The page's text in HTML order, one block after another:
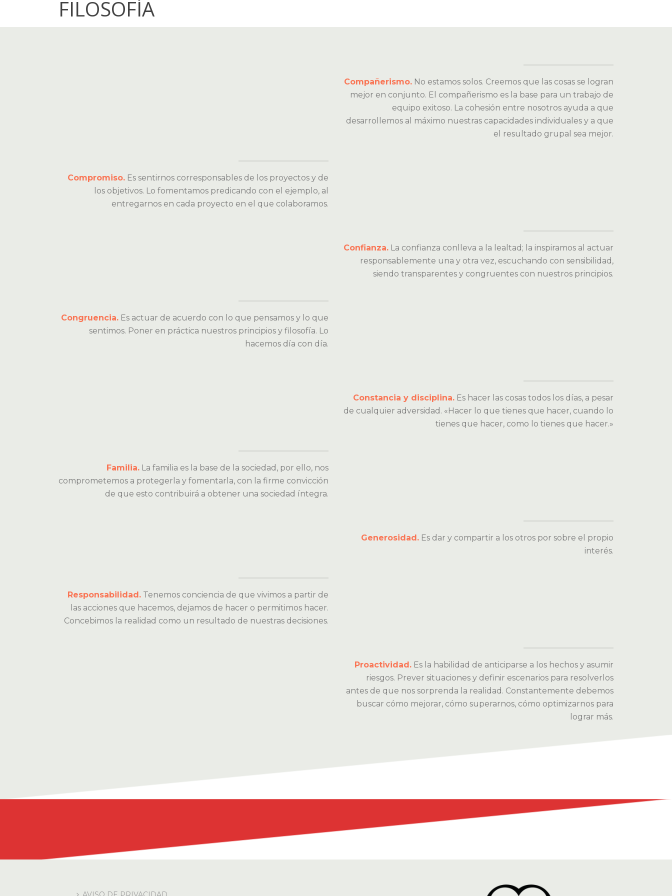
FILOSOFÍA
Compañerismo. No estamos solos. Creemos que las cosas se logran
mejor en conjunto. El compañerismo es la base para un trabajo de
equipo exitoso. La cohesión entre nosotros ayuda a que
desarrollemos al máximo nuestras capacidades individuales y a que
el resultado grupal sea mejor.
Compromiso. Es sentirnos corresponsables de los proyectos y de
los objetivos. Lo fomentamos predicando con el ejemplo, al
entregarnos en cada proyecto en el que colaboramos.
Confianza. La confianza conlleva a la lealtad; la inspiramos al actuar
responsablemente una y otra vez, escuchando con sensibilidad,
siendo transparentes y congruentes con nuestros principios.
Congruencia. Es actuar de acuerdo con lo que pensamos y lo que
sentimos. Poner en práctica nuestros principios y filosofía. Lo
hacemos día con día.
Constancia y disciplina. Es hacer las cosas todos los días, a pesar
de cualquier adversidad. «Hacer lo que tienes que hacer, cuando lo
tienes que hacer, como lo tienes que hacer.»
Familia. La familia es la base de la sociedad, por ello, nos
comprometemos a protegerla y fomentarla, con la firme convicción
de que esto contribuirá a obtener una sociedad íntegra.
Generosidad. Es dar y compartir a los otros por sobre el propio
interés.
Responsabilidad. Tenemos conciencia de que vivimos a partir de
las acciones que hacemos, dejamos de hacer o permitimos hacer.
Concebimos la realidad como un resultado de nuestras decisiones.
Proactividad. Es la habilidad de anticiparse a los hechos y asumir
riesgos. Prever situaciones y definir escenarios para resolverlos
antes de que nos sorprenda la realidad. Constantemente debemos
buscar cómo mejorar, cómo superarnos, cómo optimizarnos para
lograr más.